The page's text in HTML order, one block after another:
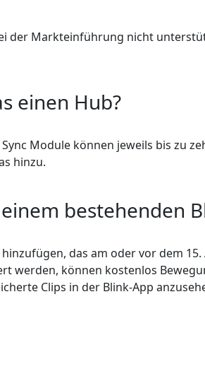
der Markteinführung nicht
einen Hub?
Module können jeweils bis zu
hinzu.
bestehenden
das am oder vor dem
werden, können kostenlos
Clips in der Blink-App